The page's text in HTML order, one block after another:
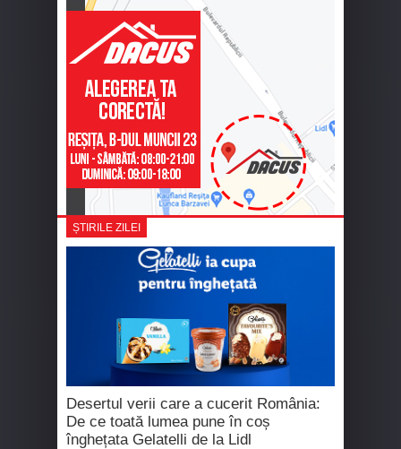
ȘTIRILE ZILEI
Desertul verii care a cucerit România:
De ce toată lumea pune în coș
înghețata Gelatelli de la Lidl